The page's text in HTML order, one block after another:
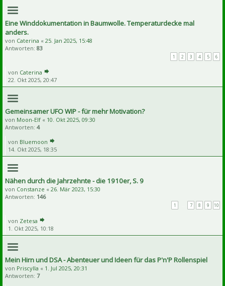
Eine Winddokumentation in Baumwolle. Temperaturdecke mal
anders.
von Caterina « 25. Jan 2025, 15:48
Antworten: 83
1 2 3 4 5 6
von Caterina
22. Okt 2025, 20:47
Gemeinsamer UFO WIP - für mehr Motivation?
von Moon-Elf « 10. Okt 2025, 09:30
Antworten: 4
von Bluemoon
14. Okt 2025, 18:35
Nähen durch die Jahrzehnte - die 1910er, S. 9
von Constanze « 26. Mär 2023, 15:30
Antworten: 146
1 7 8 9 10
von Zetesa
1. Okt 2025, 10:18
Mein Hirn und DSA - Abenteuer und Ideen für das P'n'P Rollenspiel
von Priscylla « 1. Jul 2025, 20:31
Antworten: 7